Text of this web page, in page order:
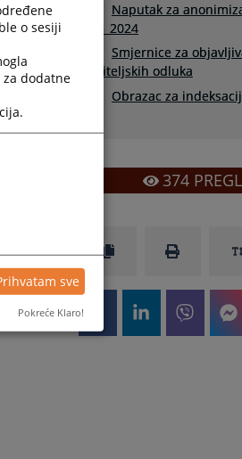
Naputak za
25_2024
Smjernice za
tuiteljskih odluka
Obrazac za
374
o sesiji
dodatne
sve
Pokreće Klaro!